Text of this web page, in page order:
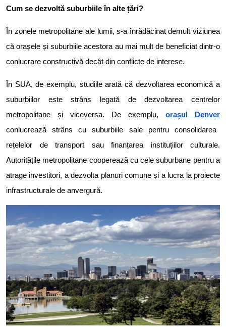
Cum se dezvoltă suburbiile în alte țări?
În zonele metropolitane ale lumii, s-a înrădăcinat demult viziunea
că orașele și suburbiile acestora au mai mult de beneficiat dintr-o
conlucrare constructivă decât din conflicte de interese.
În SUA, de exemplu, studiile arată că dezvoltarea economică a
suburbiilor este strâns legată de dezvoltarea centrelor
metropolitane și viceversa. De exemplu, orașul Denver
conlucrează strâns cu suburbiile sale pentru consolidarea
rețelelor de transport sau finanțarea instituțiilor culturale.
Autoritățile metropolitane cooperează cu cele suburbane pentru a
atrage investitori, a dezvolta planuri comune și a lucra la proiecte
infrastructurale de anvergură.